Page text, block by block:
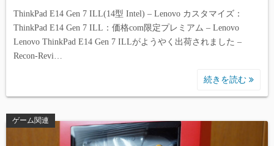
ThinkPad E14 Gen 7 ILL(14型 Intel) – Lenovo カスタマイズ：
ThinkPad E14 Gen 7 ILL：価格com限定プレミアム – Lenovo
Lenovo ThinkPad E14 Gen 7 ILLがようやく出荷されました –
Recon-Revi…
続きを読む
ゲーム関連